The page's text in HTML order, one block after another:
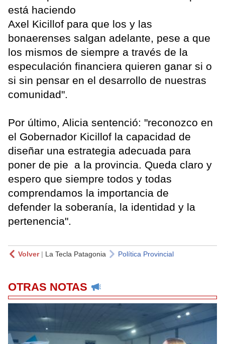
está haciendo
Axel Kicillof para que los y las
bonaerenses salgan adelante, pese a que
los mismos de siempre a través de la
especulación financiera quieren ganar si o
si sin pensar en el desarrollo de nuestras
comunidad".
Por último, Alicia sentenció: "reconozco en
el Gobernador Kicillof la capacidad de
diseñar una estrategia adecuada para
poner de pie a la provincia. Queda claro y
espero que siempre todos y todas
comprendamos la importancia de
defender la soberanía, la identidad y la
pertenencia".
Volver| La Tecla Patagonia Política Provincial
OTRAS NOTAS